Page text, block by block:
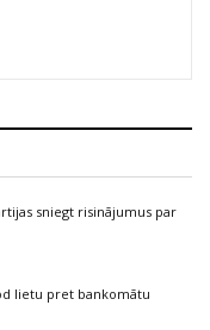
sniegt risinājumus par
lietu pret bankomātu